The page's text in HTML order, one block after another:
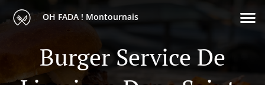
OH FADA ! Montournais
Burger Service De